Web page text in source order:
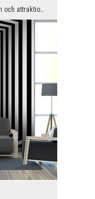
Städer är områden som har mycket charm och attraktionskraft. Men det finns också platser som är s...